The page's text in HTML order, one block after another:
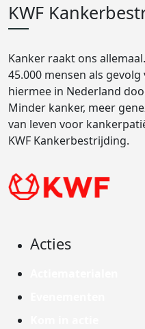
KWF
Kanker raakt ons
45.000 mensen als
hiermee in Nederland
Minder kanker, meer
van leven voor
KWF Kankerbestrijding.
Acties